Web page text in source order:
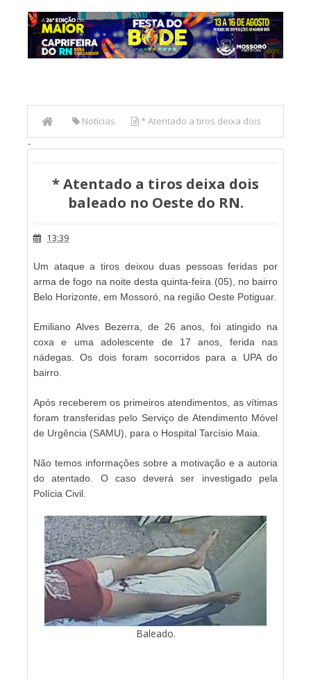
Notícias * Atentado a tiros deixa dois
baleado no Oeste do RN.
-
* Atentado a tiros deixa dois
baleado no Oeste do RN.
13:39
Um ataque a tiros deixou duas pessoas feridas por
arma de fogo na noite desta quinta-feira (05), no bairro
Belo Horizonte, em Mossoró, na região Oeste Potiguar.
Emiliano Alves Bezerra, de 26 anos, foi atingido na
coxa e uma adolescente de 17 anos, ferida nas
nádegas. Os dois foram socorridos para a UPA do
bairro.
Após receberem os primeiros atendimentos, as vítimas
foram transferidas pelo Serviço de Atendimento Móvel
de Urgência (SAMU), para o Hospital Tarcísio Maia.
Não temos informações sobre a motivação e a autoria
do atentado. O caso deverá ser investigado pela
Polícia Civil.
Baleado.